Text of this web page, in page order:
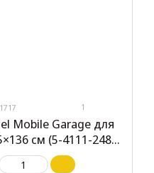
1
Mobile Garage для
см (5-4111-248-
3020)